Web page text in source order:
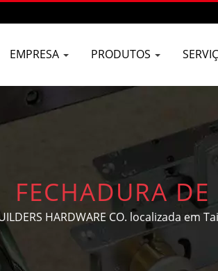
EMPRESA PRODUTOS
FECHADURA
DE
TAIWAN |
HARDWARE CO. localizada
para portas e janelas OEM/ODM,